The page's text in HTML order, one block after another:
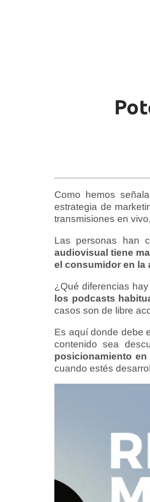
Como hemos
estrategia de
transmisiones en
Las personas han
audiovisual tiene
el consumidor en la
¿Qué diferencias
los podcasts
casos son de libre
Es aquí donde debe
contenido sea
posicionamiento
cuando estés